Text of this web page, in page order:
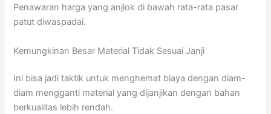
Penawaran harga yang anjlok di bawah rata-rata pasar
patut diwaspadai.
Kemungkinan Besar Material Tidak Sesuai Janji
Ini bisa jadi taktik untuk menghemat biaya dengan diam-
diam mengganti material yang dijanjikan dengan bahan
berkualitas lebih rendah.